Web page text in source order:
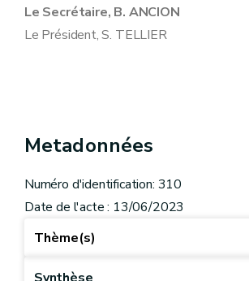
Le Secrétaire, B. ANCION
Le Président, S. TELLIER
Metadonnées
Numéro d'identification: 310
Date de l'acte : 13/06/2023
Thème(s)